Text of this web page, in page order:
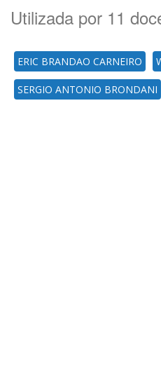
Utilizada por 11
ERIC BRANDAO CARNEIRO
SERGIO ANTONIO BRONDANI